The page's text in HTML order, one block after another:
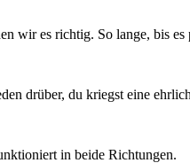
wir es richtig. So lange, bis es
drüber, du kriegst eine
in beide Richtungen.